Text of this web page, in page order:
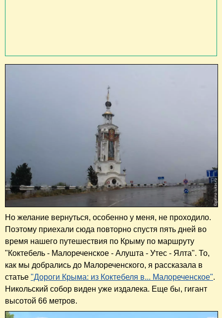
Но желание вернуться, особенно у меня, не проходило.
Поэтому приехали сюда повторно спустя пять дней во
время нашего путешествия по Крыму по маршруту
"Коктебель - Малореченское - Алушта - Утес - Ялта". То,
как мы добрались до Малореченского, я рассказала в
статье "Дороги Крыма: из Коктебеля в... Малореченское".
Никольский собор виден уже издалека. Еще бы, гигант
высотой 66 метров.